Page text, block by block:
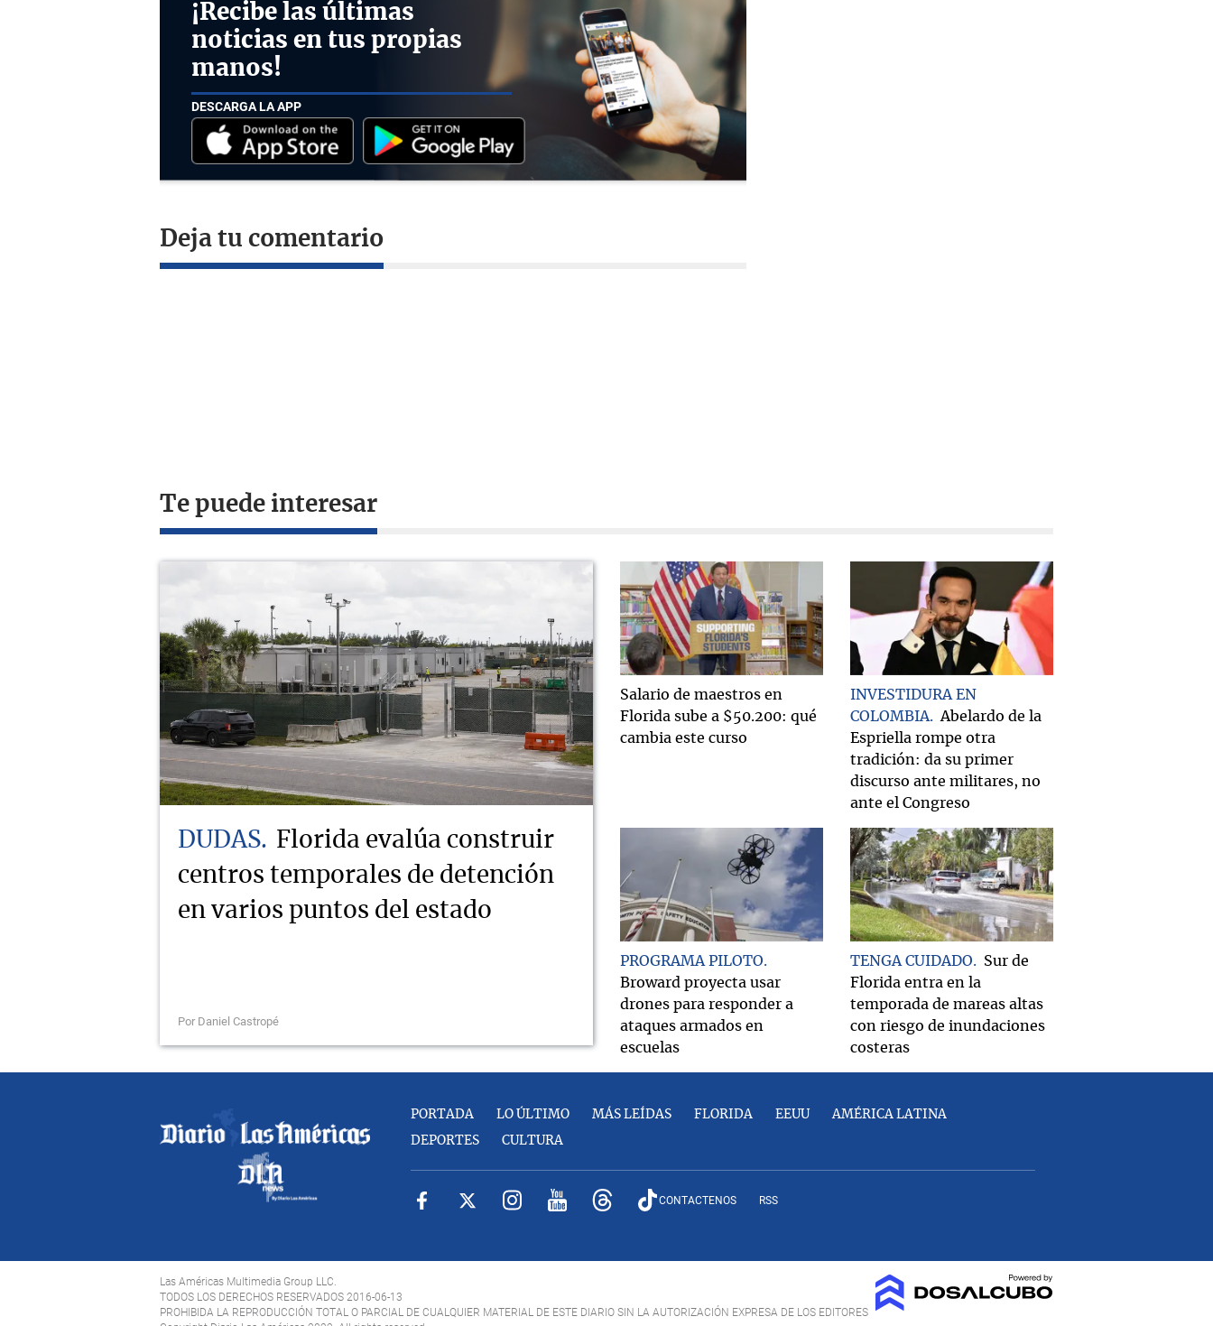
¡Recibe las últimas
noticias en tus propias
manos!
DESCARGA LA APP
Deja tu comentario
Te puede interesar
DUDAS
Florida evalúa construir
centros temporales de detención
en varios puntos del estado
Por Daniel Castropé
Salario de maestros en
Florida sube a $50.200: qué
cambia este curso
INVESTIDURA EN
COLOMBIA
Abelardo de la
Espriella rompe otra
tradición: da su primer
discurso ante militares, no
ante el Congreso
PROGRAMA PILOTO
Broward proyecta usar
drones para responder a
ataques armados en
escuelas
TENGA CUIDADO
Sur de
Florida entra en la
temporada de mareas altas
con riesgo de inundaciones
costeras
PORTADA LO ÚLTIMO MÁS LEÍDAS FLORIDA EEUU AMÉRICA LATINA
DEPORTES CULTURA
CONTACTENOS RSS
Las Américas Multimedia Group LLC.
TODOS LOS DERECHOS RESERVADOS 2016-06-13
PROHIBIDA LA REPRODUCCIÓN TOTAL O PARCIAL DE CUALQUIER MATERIAL DE ESTE DIARIO SIN LA AUTORIZACIÓN EXPRESA DE LOS EDITORES